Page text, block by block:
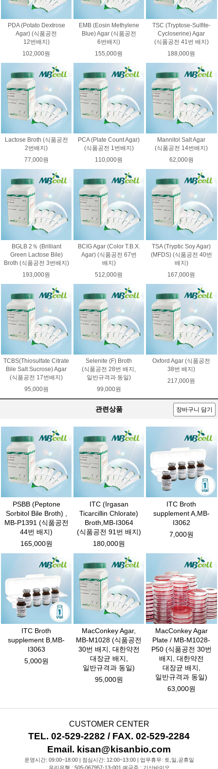
PDA (Potato Dextrose
Agar) (식품공전
12번배지)
102,000원
EMB (Eosin Methylene
Blue) Agar (식품공전
6번배지)
155,000원
TSC (Tryptose-Sulfite-
Cycloserine) Agar
(식품공전 41번 배지)
188,000원
Lactose Broth (식품공전
2번배지)
77,000원
PCA (Plate Count Agar)
(식품공전 1번배지)
110,000원
Mannitol Salt Agar
(식품공전 14번배지)
62,000원
BGLB 2％ (Brilliant
Green Lactose Bile)
Broth (식품공전 3번배지)
193,000원
BCIG Agar (Color T.B.X.
Agar) (식품공전 67번
배지)
512,000원
TSA (Tryptic Soy Agar)
(MFDS) (식품공전 40번
배지)
167,000원
TCBS(Thiosulfate Citrate
Bile Salt Sucrose) Agar
(식품공전 17번배지)
95,000원
Selenite (F) Broth
(식품공전 28번 배지,
일반규격과 동일)
99,000원
Oxford Agar (식품공전
38번 배지)
217,000원
관련상품 장바구니 담기
PSBB (Peptone
Sorbitol Bile Broth) ,
MB-P1391 (식품공전
44번 배지)
165,000원
ITC (Irgasan
Ticarcillin Chlorate)
Broth,MB-I3064
(식품공전 91번 배지)
180,000원
ITC Broth
supplement A,MB-
I3062
7,000원
ITC Broth
supplement B,MB-
I3063
5,000원
MacConkey Agar,
MB-M1028 (식품공전
30번 배지, 대한약전
대장균 배지,
일반규격과 동일)
95,000원
MacConkey Agar
Plate / MB-M1028-
P50 (식품공전 30번
배지, 대한약전
대장균 배지,
일반규격과 동일)
63,000원
CUSTOMER CENTER
TEL. 02-529-2282 / FAX. 02-529-2284
Email. kisan@kisanbio.com
운영시간: 09:00~18:00 | 점심시간: 12:00~13:00 | 업무휴무: 토,일,공휴일
우리은행 : 505-067957-13-001 예금주 : 기산바이오